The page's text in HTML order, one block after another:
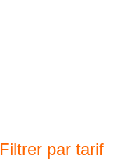
Filtrer par tarif